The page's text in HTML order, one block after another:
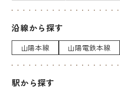
沿線から探す
山陽本線 山陽電鉄本線
駅から探す